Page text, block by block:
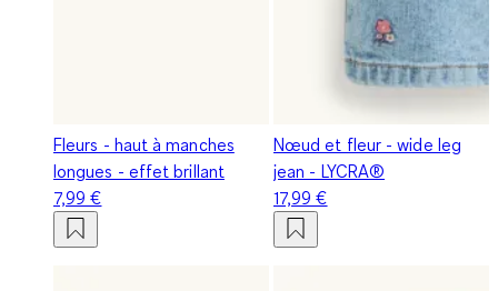
Fleurs - haut à manches
longues - effet brillant
7,99 €
Nœud et fleur - wide leg
jean - LYCRA®
17,99 €